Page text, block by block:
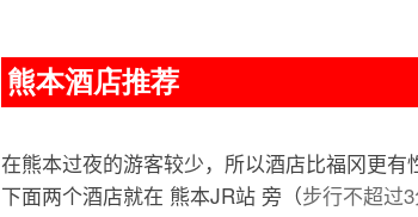
熊本酒店推荐
在熊本过夜的游客较少，所以酒店比福冈更有
下面两个酒店就在 熊本JR站 旁（步行不超过